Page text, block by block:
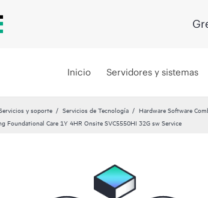
Inicio Servidores y sistemas
y soporte Servicios de Tecnología Hardware Software
Foundational Care 1Y 4HR Onsite SVC5550HI 32G sw Service